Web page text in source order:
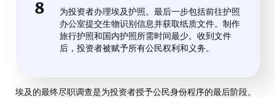
为投资者办理埃及护照。最后一步包括前往护照
办公室提交生物识别信息并获取纸质文件。制作
旅行护照和国内护照所需时间最少。收到文件
后，投资者被赋予所有公民权利和义务。
埃及的最终尽职调查是为投资者授予公民身份程序的最后阶段。